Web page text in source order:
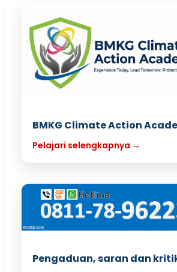
BMKG Climate Action
Pelajari selengkapnya →
Pengaduan, saran dan